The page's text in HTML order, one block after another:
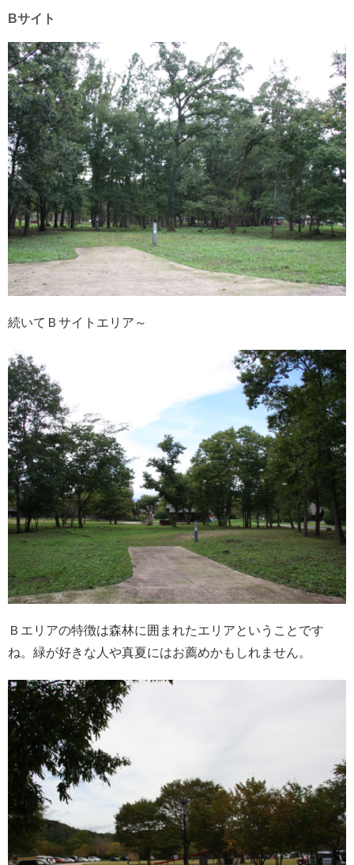
Bサイト
続いてＢサイトエリア～
Ｂエリアの特徴は森林に囲まれたエリアということです
ね。緑が好きな人や真夏にはお薦めかもしれません。